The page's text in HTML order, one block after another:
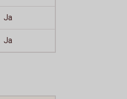
Ja
Ja